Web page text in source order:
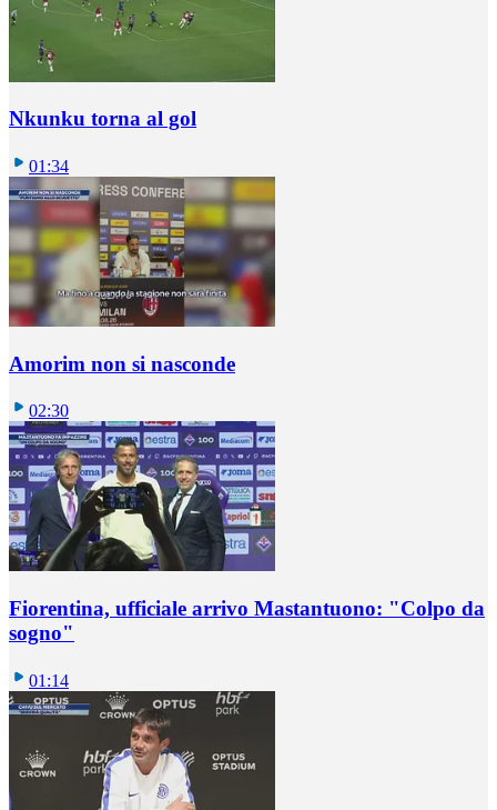
Nkunku torna al gol
01:34
Amorim non si nasconde
02:30
Fiorentina, ufficiale arrivo Mastantuono: "Colpo da
sogno"
01:14